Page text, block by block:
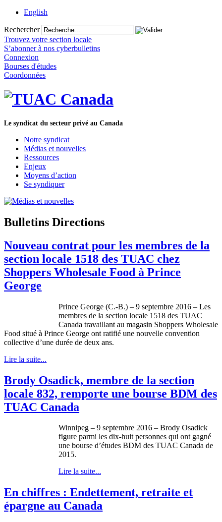
English
Rechercher
Trouvez votre section locale
S’abonner à nos cyberbulletins
Connexion
Bourses d'études
Coordonnées
Le syndicat du secteur privé au Canada
Notre syndicat
Médias et nouvelles
Ressources
Enjeux
Moyens d’action
Se syndiquer
Bulletins Directions
Nouveau contrat pour les membres de la
section locale 1518 des TUAC chez
Shoppers Wholesale Food à Prince
George
Prince George (C.-B.) – 9 septembre 2016 – Les
membres de la section locale 1518 des TUAC
Canada travaillant au magasin Shoppers Wholesale
Food situé à Prince George ont ratifié une nouvelle convention
collective d’une durée de deux ans.
Lire la suite...
Brody Osadick, membre de la section
locale 832, remporte une bourse BDM des
TUAC Canada
Winnipeg – 9 septembre 2016 – Brody Osadick
figure parmi les dix-huit personnes qui ont gagné
une bourse d’études BDM des TUAC Canada de
2015.
Lire la suite...
En chiffres : Endettement, retraite et
épargne au Canada